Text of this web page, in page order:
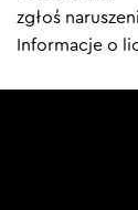
zgłoś
Informacje o